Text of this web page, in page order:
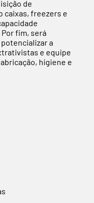
de
caixas, freezers e
fim, será
a
e equipe
higiene e